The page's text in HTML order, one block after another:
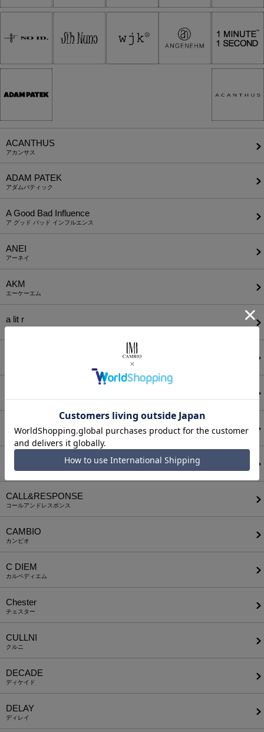
ACANTHUS
アカンサス
ADAM PATEK
アダムパティック
A Good Bad Influence
ア グッド バッド インフルエンス
ANEI
アーネイ
AKM
エーケーエム
a lit r
ア リトル
アタッチメント
AUI NITE
アウィナイト
ボディソング
CALL&RESPONSE
コールアンドレスポンス
CAMBIO
カンビオ
C DIEM
カルペディエム
Chester
チェスター
CULLNI
クルニ
DECADE
ディケイド
DELAY
ディレイ